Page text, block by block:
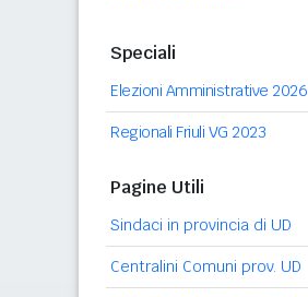
Speciali
Elezioni Amministrative 2026
Regionali Friuli VG 2023
Pagine Utili
Sindaci in provincia di UD
Centralini Comuni prov. UD